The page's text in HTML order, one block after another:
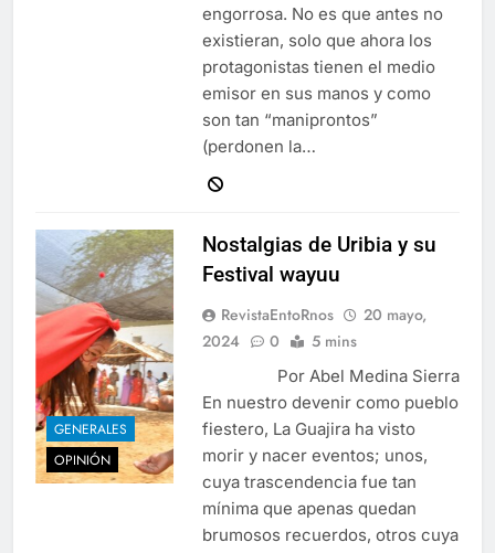
engorrosa. No es que antes no
existieran, solo que ahora los
protagonistas tienen el medio
emisor en sus manos y como
son tan “maniprontos”
(perdonen la…
GENERALES
OPINIÓN
Nostalgias de Uribia y su
Festival wayuu
RevistaEntoRnos
20 mayo,
2024
0 5 mins
Por Abel Medina Sierra
En nuestro devenir como pueblo
fiestero, La Guajira ha visto
morir y nacer eventos; unos,
cuya trascendencia fue tan
mínima que apenas quedan
brumosos recuerdos, otros cuya